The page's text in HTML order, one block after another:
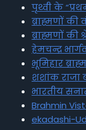
पृथ्वी के
ब्राह्मणों की
ब्राह्मणों की
हेमचन्द्र
भूमिहार
शशांक राजा
भारतीय
Brahmin
ekadashi-